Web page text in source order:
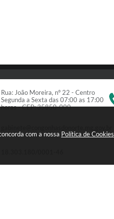
com a nossa Política de Cookies
Rua: João Moreira, nº 22 - Centro
Segunda a Sexta das 07:00 as 17:00
horas - CEP: 35850-000